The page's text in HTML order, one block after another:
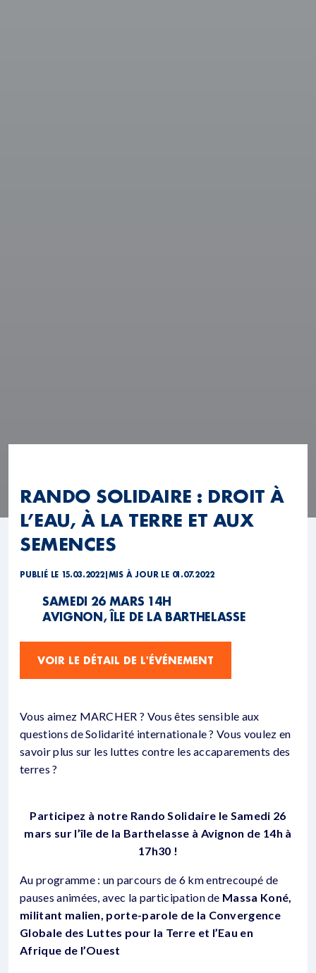
RANDO SOLIDAIRE : DROIT À
L’EAU, À LA TERRE ET AUX
SEMENCES
PUBLIÉ LE 15.03.2022| MIS À JOUR LE 01.07.2022
SAMEDI 26 MARS 14H
AVIGNON, ÎLE DE LA BARTHELASSE
VOIR LE DÉTAIL DE L'ÉVÉNEMENT
Vous aimez MARCHER ? Vous êtes sensible aux
questions de Solidarité internationale ? Vous voulez en
savoir plus sur les luttes contre les accaparements des
terres ?
Participez à notre Rando Solidaire le Samedi 26
mars sur l’île de la Barthelasse à Avignon de 14h à
17h30 !
Au programme : un parcours de 6 km entrecoupé de
pauses animées, avec la participation de Massa Koné,
militant malien, porte-parole de la Convergence
Globale des Luttes pour la Terre et l’Eau en
Afrique de l’Ouest